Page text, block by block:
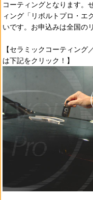
コーティングとなります。
ィング「リボルトプロ・エ
いです。お申込みは全国の
【セラミックコーティン
は下記をクリック！】